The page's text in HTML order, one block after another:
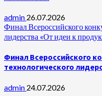
admin 26.07.2026
Финал Всероссийского
лидерства «От идеи к
Финал Всероссийского
технологического
admin 24.07.2026